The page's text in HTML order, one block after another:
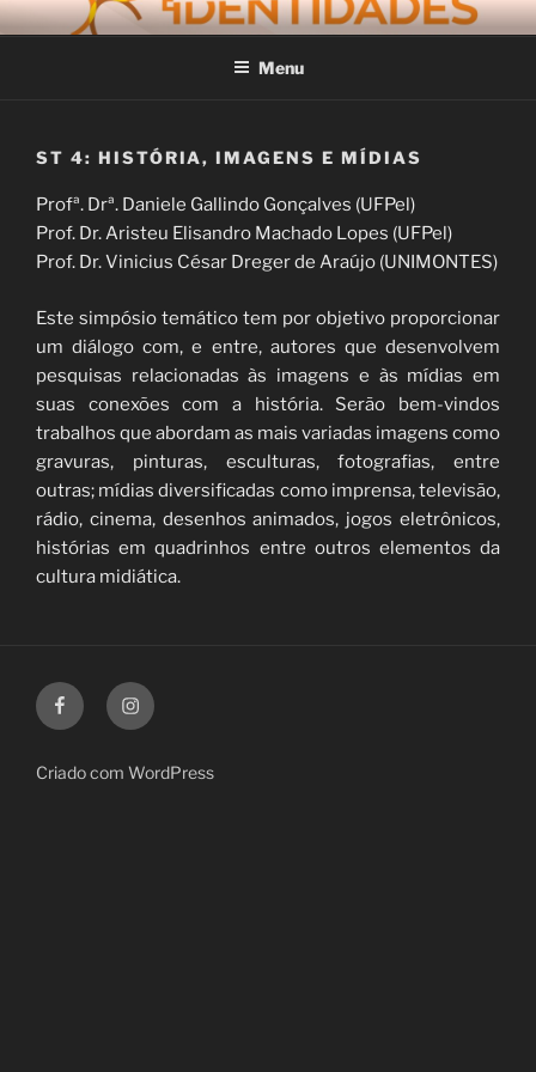
Pular
paraV ENCONTRO
INTERNACIONAL
– VERSÃO ONLINE
Universidade Federal de Pelotas
Menu
ST 4: HISTÓRIA, IMAGENS E MÍDIAS
Profª. Drª. Daniele Gallindo Gonçalves (UFPel)
Prof. Dr. Aristeu Elisandro Machado Lopes (UFPel)
Prof. Dr. Vinicius César Dreger de Araújo (UNIMONTES)
Este simpósio temático tem por objetivo proporcionar
um diálogo com, e entre, autores que desenvolvem
pesquisas relacionadas às imagens e às mídias em
suas conexões com a história. Serão bem-vindos
trabalhos que abordam as mais variadas imagens como
gravuras, pinturas, esculturas, fotografias, entre
outras; mídias diversificadas como imprensa, televisão,
rádio, cinema, desenhos animados, jogos eletrônicos,
histórias em quadrinhos entre outros elementos da
cultura midiática.
FacebookInstagram
Criado com WordPress